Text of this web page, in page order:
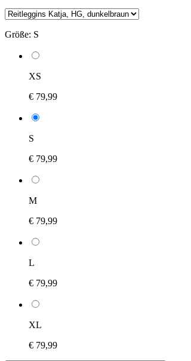
Größe: S
XS
€ 79,99
S
€ 79,99
M
€ 79,99
L
€ 79,99
XL
€ 79,99